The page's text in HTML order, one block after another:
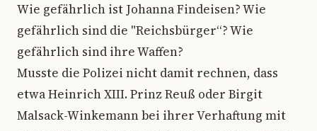
Wie gefährlich ist Johanna Findeisen? Wie
gefährlich sind die "Reichsbürger“? Wie
gefährlich sind ihre Waffen?
Musste die Polizei nicht damit rechnen, dass
etwa Heinrich XIII. Prinz Reuß oder Birgit
Malsack-Winkemann bei ihrer Verhaftung mit